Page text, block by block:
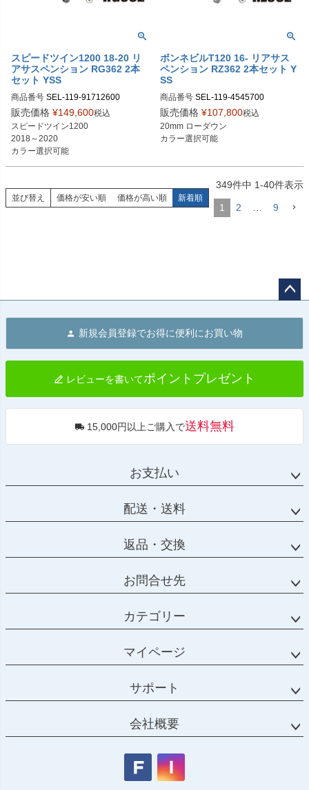
スピードツイン1200 18-20 リ
アサスペンション RG362 2本
セット YSS
商品番号 SEL-119-91712600
119-91712600　シルバー×ブラック
119-91712610　ブラック×ブラック
スプリングぺイントサービス
120-P004　ライトグリーン
120-P006　オレンジ
販売価格 ¥149,600税込
スピードツイン1200
2018～2020
カラー選択可能
ボンネビルT120 16- リアサス
ペンション RZ362 2本セット Y
SS
商品番号 SEL-119-4545700
119-4545700　シルバー×ブラック
119-4545701　シルバー×レッド
119-4545704　シルバー×クローム
119-4545714　ブラック×クローム
メッキ
販売価格 ¥107,800税込
20mm ローダウン
カラー選択可能
並び替え 価格が安い順 価格が高い順 新着順
349件中 1-40件表示
1 2 9
へ
新規会員登録でお得に便利にお買い物
レビューを書いてポイントプレゼント
15,000円以上ご購入で送料無料
お支払い
配送・送料
返品・交換
お問合せ先
カテゴリー
マイページ
サポート
会社概要